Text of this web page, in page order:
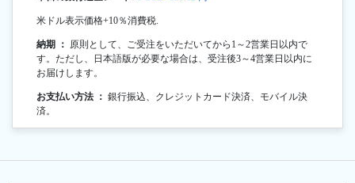
米ドル表示価格+10％消費税.
納期 ： 原則として、ご受注をいただいてから1～2営業日以内で
す。ただし、日本語版が必要な場合は、受注後3～4営業日以内に
お届けします。
お支払い方法 ： 銀行振込、クレジットカード決済、モバイル決
済。